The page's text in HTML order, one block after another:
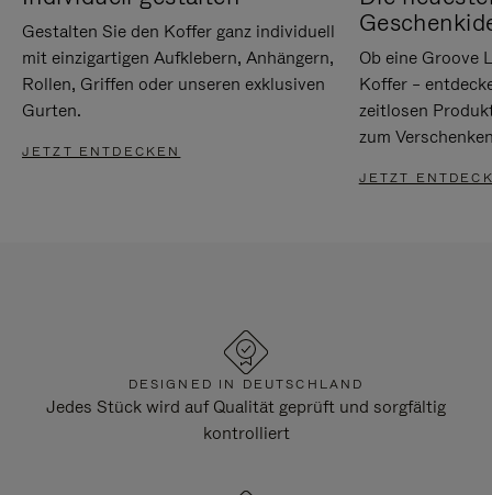
Gestalten Sie den Koffer ganz individuell
mit einzigartigen Aufklebern, Anhängern,
Rollen, Griffen oder unseren exklusiven
Gurten.
JETZT ENTDECKEN
Ob eine Groove
Koffer –
zeitlosen
zum
JETZT
DESIGNED IN DEUTSCHLAND
Jedes Stück wird auf Qualität geprüft und sorgfältig
kontrolliert